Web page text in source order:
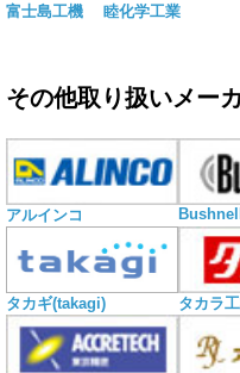
富士島工機
睦化学工業
その他取り扱いメー
アルインコ Bushnell
タカギ(takagi) タカラ